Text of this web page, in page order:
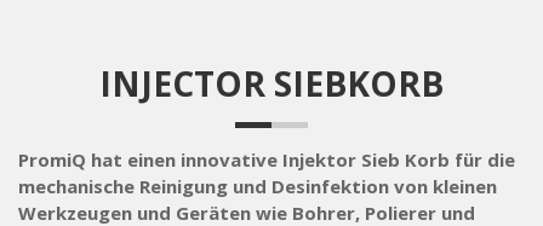
INJECTOR SIEBKORB
PromiQ hat einen innovative Injektor Sieb Korb für die
mechanische Reinigung und Desinfektion von kleinen
Werkzeugen und Geräten wie Bohrer, Polierer und